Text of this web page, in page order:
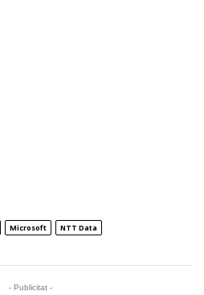
Microsoft
NTT Data
- Publicitat -